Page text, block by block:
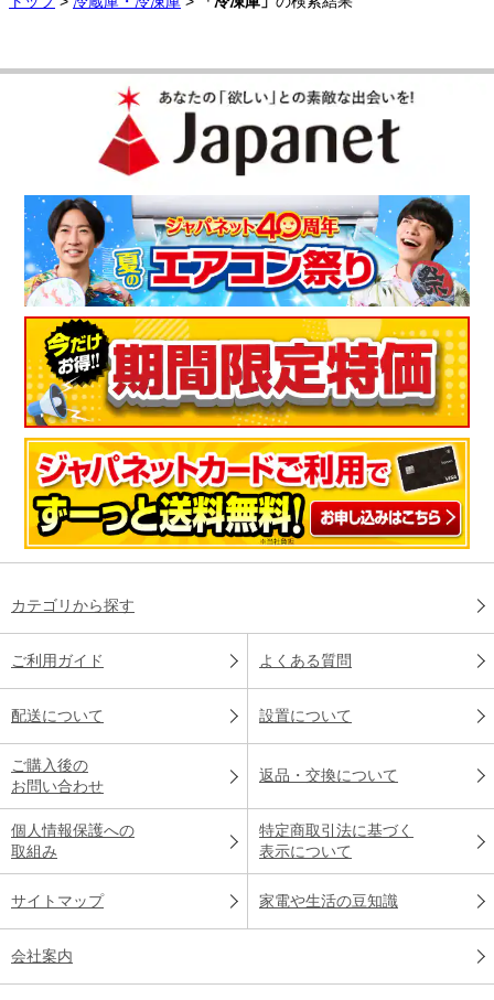
カテゴリから探す
ご利用ガイド よくある質問
配送について 設置について
ご購入後の
お問い合わせ
返品・交換について
個人情報保護への
取組み
特定商取引法に基づく
表示について
サイトマップ 家電や生活の豆知識
会社案内